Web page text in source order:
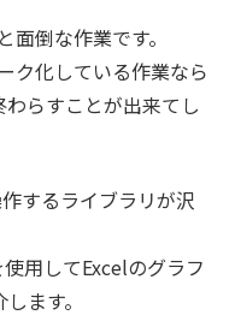
倒な作業です。
ク化している作業なら
らすことが出来てし
するライブラリが沢
使用してExcelのグラフ
ます。